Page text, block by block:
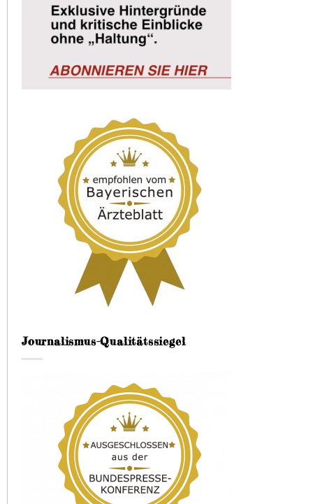
Journalismus-Qualitätssiegel